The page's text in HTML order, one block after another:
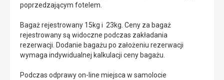
poprzedzającym fotelem.
Bagaż rejestrowany 15kg i 23kg. Ceny za bagaż
rejestrowany są widoczne podczas zakładania
rezerwacji. Dodanie bagażu po założeniu rezerwacji
wymaga indywidualnej kalkulacji ceny bagażu.
Podczas odprawy on-line miejsca w samolocie